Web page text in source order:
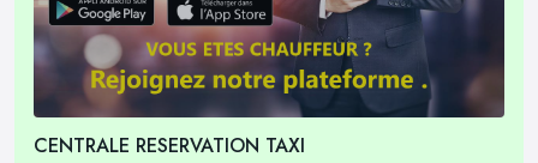
CENTRALE RESERVATION TAXI